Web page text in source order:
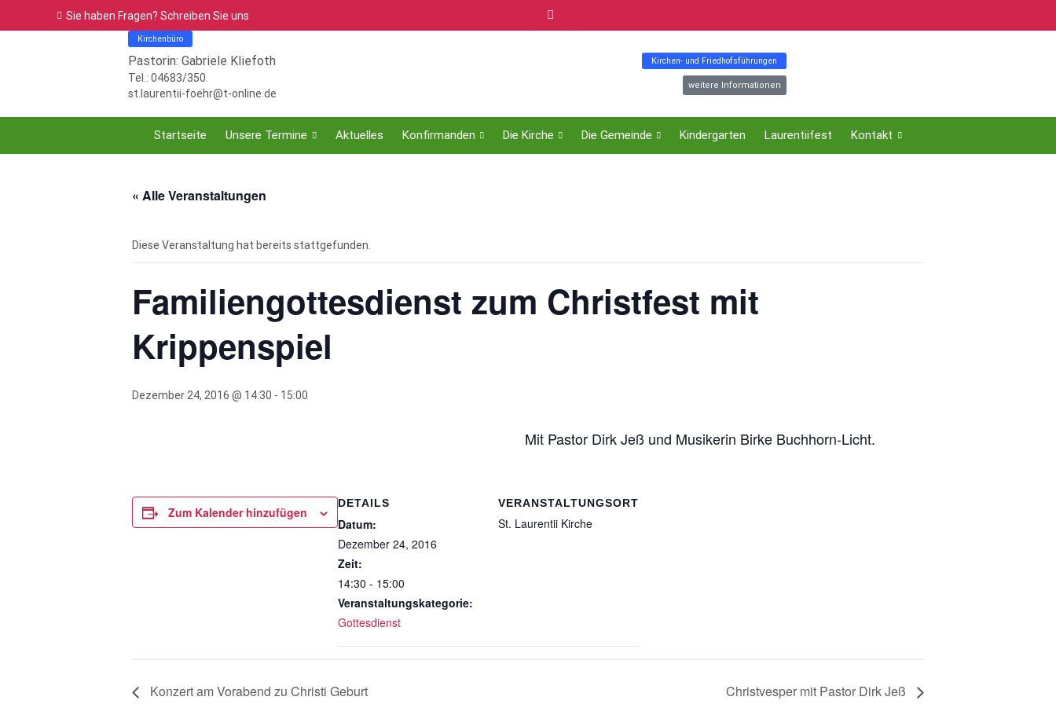
Sie haben Fragen? Schreiben Sie uns
Kirchenbüro
Pastorin: Gabriele Kliefoth
Tel.: 04683/350
st.laurentii-foehr@t-online.de
Kirchen- und Friedhofsführungen
weitere Informationen
Startseite Unsere Termine Aktuelles Konfirmanden Die Kirche Die Gemeinde Kindergarten Laurentiifest Kontakt
« Alle Veranstaltungen
Diese Veranstaltung hat bereits stattgefunden.
Familiengottesdienst zum Christfest mit
Krippenspiel
Dezember 24, 2016 @ 14:30 - 15:00
Mit Pastor Dirk Jeß und Musikerin Birke Buchhorn-Licht.
Zum Kalender hinzufügen
DETAILS
Datum:
Dezember 24, 2016
Zeit:
14:30 - 15:00
Veranstaltungskategorie:
Gottesdienst
VERANSTALTUNGSORT
St. Laurentii Kirche
Konzert am Vorabend zu Christi Geburt Christvesper mit Pastor Dirk Jeß